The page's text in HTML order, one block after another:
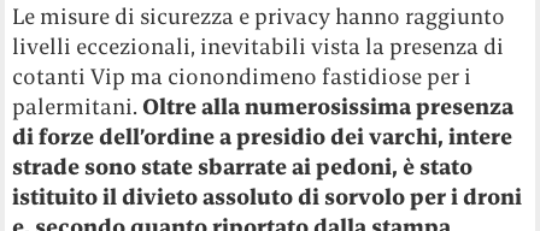
Le misure di sicurezza e privacy hanno raggiunto
livelli eccezionali, inevitabili vista la presenza di
cotanti Vip ma cionondimeno fastidiose per i
palermitani.Oltre alla numerosissima presenza
di forze dell’ordine a presidio dei varchi, intere
strade sono state sbarrate ai pedoni, è stato
istituito il divieto assoluto di sorvolo per i droni